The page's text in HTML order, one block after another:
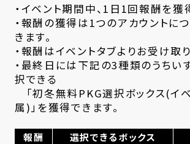
・イベント期間中、1日1回報酬を獲
・報酬の獲得は1つのアカウントに
きます。
・報酬はイベントタブよりお受け取り
・最終日には下記の3種類のうちい
択できる
「初冬無料PKG選択ボックス(イ
属)」を獲得できます。
報酬 選択できるボックス